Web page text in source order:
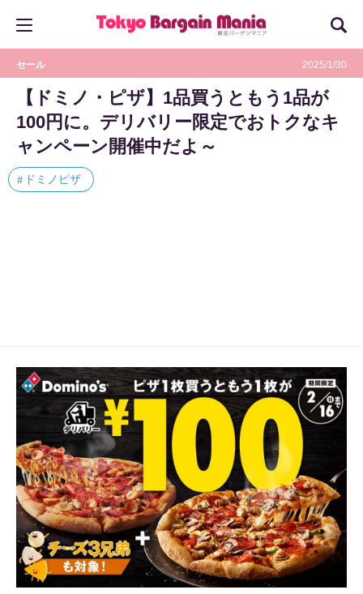
セール 2025/1/30
【ドミノ・ピザ】1品買うともう1品が
100円に。デリバリー限定でおトクなキ
ャンペーン開催中だよ～
ドミノピザ